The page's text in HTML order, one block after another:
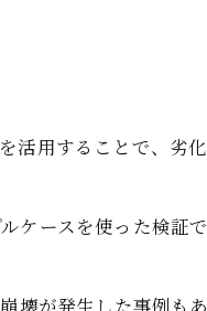
活用することで、劣化
ケースを使った検証で
壊が発生した事例もあ